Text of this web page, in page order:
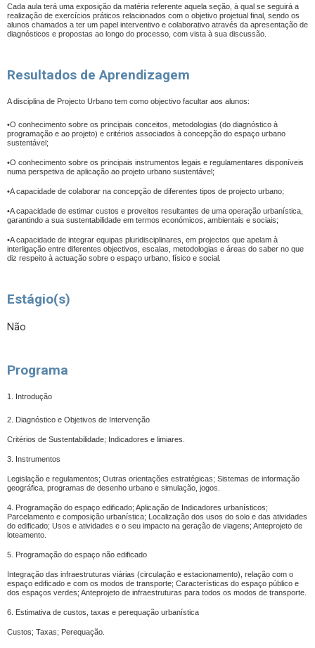
Cada aula terá uma exposição da matéria referente aquela seção, à qual se seguirá a
realização de exercícios práticos relacionados com o objetivo projetual final, sendo os
alunos chamados a ter um papel interventivo e colaborativo através da apresentação de
diagnósticos e propostas ao longo do processo, com vista à sua discussão.
Resultados de Aprendizagem
A disciplina de Projecto Urbano tem como objectivo facultar aos alunos:
•O conhecimento sobre os principais conceitos, metodologias (do diagnóstico à
programação e ao projeto) e critérios associados à concepção do espaço urbano
sustentável;
•O conhecimento sobre os principais instrumentos legais e regulamentares disponíveis
numa perspetiva de aplicação ao projeto urbano sustentável;
•A capacidade de colaborar na concepção de diferentes tipos de projecto urbano;
•A capacidade de estimar custos e proveitos resultantes de uma operação urbanística,
garantindo a sua sustentabilidade em termos económicos, ambientais e sociais;
•A capacidade de integrar equipas pluridisciplinares, em projectos que apelam à
interligação entre diferentes objectivos, escalas, metodologias e áreas do saber no que
diz respeito à actuação sobre o espaço urbano, físico e social.
Estágio(s)
Não
Programa
1. Introdução
2. Diagnóstico e Objetivos de Intervenção
Critérios de Sustentabilidade; Indicadores e limiares.
3. Instrumentos
Legislação e regulamentos; Outras orientações estratégicas; Sistemas de informação
geográfica, programas de desenho urbano e simulação, jogos.
4. Programação do espaço edificado; Aplicação de Indicadores urbanísticos;
Parcelamento e composição urbanística; Localização dos usos do solo e das atividades
do edificado; Usos e atividades e o seu impacto na geração de viagens; Anteprojeto de
loteamento.
5. Programação do espaço não edificado
Integração das infraestruturas viárias (circulação e estacionamento), relação com o
espaço edificado e com os modos de transporte; Características do espaço público e
dos espaços verdes; Anteprojeto de infraestruturas para todos os modos de transporte.
6. Estimativa de custos, taxas e perequação urbanística
Custos; Taxas; Perequação.